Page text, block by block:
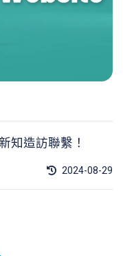
知造訪聯繫！
2024-08-29